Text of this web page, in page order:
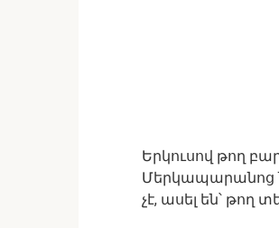
Երկուսով թող
Մերկապարանոց
չէ, ասել են՝ թող